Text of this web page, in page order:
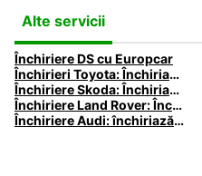
Alte servicii
Închiriere DS cu Europcar
Închirieri Toyota: Închiriază un autoturism Toyota cu Europcar
Închiriere Skoda: Închiriază o Skoda cu Europcar
Închiriere Land Rover: Închiriază un Land Rover cu Europcar
Închiriere Audi: închiriază un Audi cu Europcar